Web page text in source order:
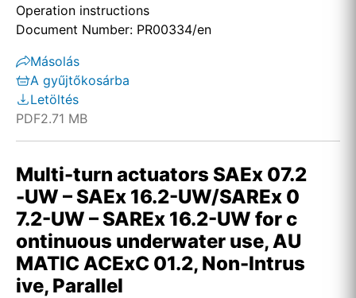
Operation instructions
Document Number: PR00334/en
Másolás
A gyűjtőkosárba
Letöltés
PDF2.71 MB
Multi-turn actuators SAEx 07.2
-UW – SAEx 16.2-UW/SAREx 0
7.2-UW – SAREx 16.2-UW for c
ontinuous underwater use, AU
MATIC ACExC 01.2, Non-Intrus
ive, Parallel